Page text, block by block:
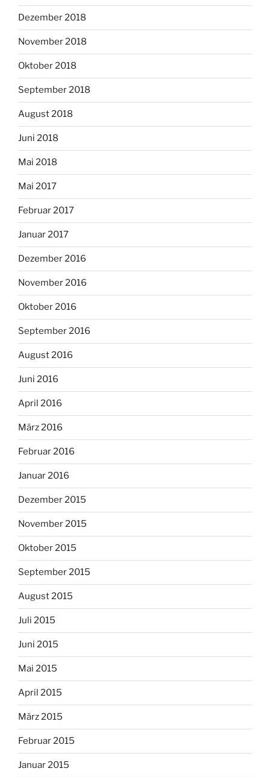
Dezember 2018
November 2018
Oktober 2018
September 2018
August 2018
Juni 2018
Mai 2018
Mai 2017
Februar 2017
Januar 2017
Dezember 2016
November 2016
Oktober 2016
September 2016
August 2016
Juni 2016
April 2016
März 2016
Februar 2016
Januar 2016
Dezember 2015
November 2015
Oktober 2015
September 2015
August 2015
Juli 2015
Juni 2015
Mai 2015
April 2015
März 2015
Februar 2015
Januar 2015